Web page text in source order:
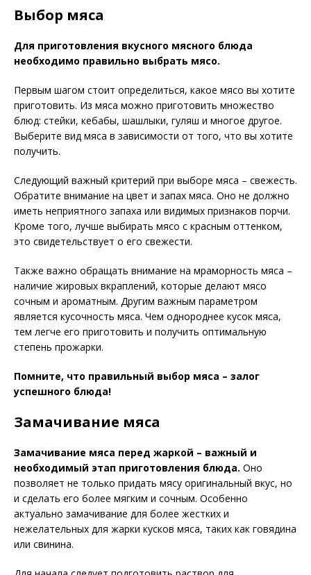
Выбор мяса
Для приготовления вкусного мясного блюда
необходимо правильно выбрать мясо.
Первым шагом стоит определиться, какое мясо вы хотите
приготовить. Из мяса можно приготовить множество
блюд: стейки, кебабы, шашлыки, гуляш и многое другое.
Выберите вид мяса в зависимости от того, что вы хотите
получить.
Следующий важный критерий при выборе мяса – свежесть.
Обратите внимание на цвет и запах мяса. Оно не должно
иметь неприятного запаха или видимых признаков порчи.
Кроме того, лучше выбирать мясо с красным оттенком,
это свидетельствует о его свежести.
Также важно обращать внимание на мраморность мяса –
наличие жировых вкраплений, которые делают мясо
сочным и ароматным. Другим важным параметром
является кусочность мяса. Чем однороднее кусок мяса,
тем легче его приготовить и получить оптимальную
степень прожарки.
Помните, что правильный выбор мяса – залог
успешного блюда!
Замачивание мяса
Замачивание мяса перед жаркой – важный и
необходимый этап приготовления блюда. Оно
позволяет не только придать мясу оригинальный вкус, но
и сделать его более мягким и сочным. Особенно
актуально замачивание для более жестких и
нежелательных для жарки кусков мяса, таких как говядина
или свинина.